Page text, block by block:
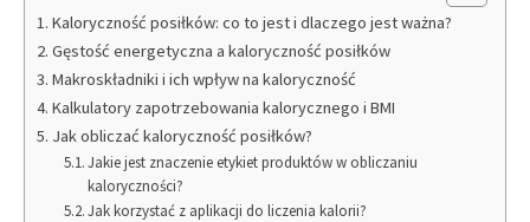
Kaloryczność posiłków: co to jest i dlaczego jest ważna?
Gęstość energetyczna a kaloryczność posiłków
Makroskładniki i ich wpływ na kaloryczność
Kalkulatory zapotrzebowania kalorycznego i BMI
Jak obliczać kaloryczność posiłków?
Jakie jest znaczenie etykiet produktów w obliczaniu
kaloryczności?
Jak korzystać z aplikacji do liczenia kalorii?